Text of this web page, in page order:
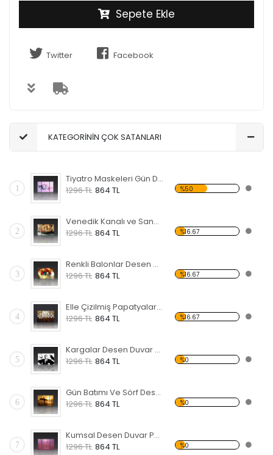
Sepete Ekle
Twitter Facebook
KATEGORİNİN ÇOK SATANLARI
1
Tiyatro Maskeleri Gün Desen Duvar Panosu
1296 TL 864 TL %50
2
Venedik Kanalı ve Sandal Forex Tablo
1296 TL 864 TL %16.67
3
Renkli Balonlar Desen Duvar Panosu
1296 TL 864 TL %16.67
4
Elle Çizilmiş Papatyalar Forex Tablo
1296 TL 864 TL %16.67
5
Kargalar Desen Duvar Panosu
1296 TL 864 TL %0
6
Gün Batımı Ve Sörf Desen Duvar Panosu
1296 TL 864 TL %0
7
Kumsal Desen Duvar Panosu
1296 TL 864 TL %0